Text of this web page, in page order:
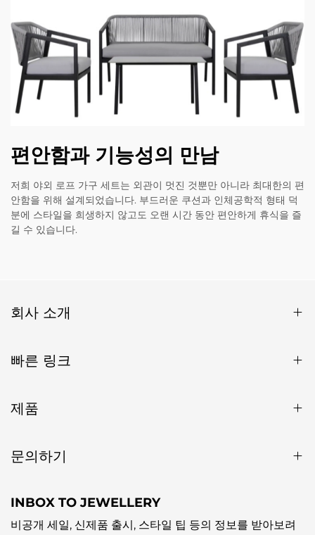
편안함과 기능성의 만남
저희 야외 로프 가구 세트는 외관이 멋진 것뿐만 아니라 최대한의 편
안함을 위해 설계되었습니다. 부드러운 쿠션과 인체공학적 형태 덕
분에 스타일을 희생하지 않고도 오랜 시간 동안 편안하게 휴식을 즐
길 수 있습니다.
회사 소개
빠른 링크
제품
문의하기
INBOX TO JEWELLERY
비공개 세일, 신제품 출시, 스타일 팁 등의 정보를 받아보려